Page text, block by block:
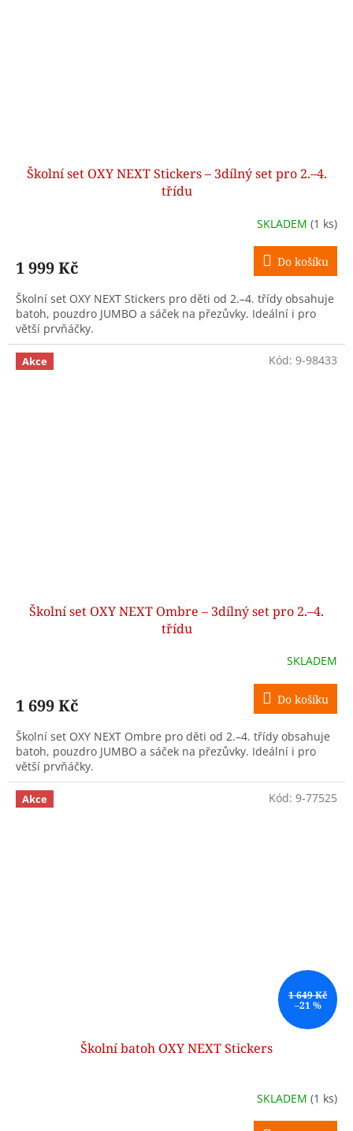
Školní set OXY NEXT Stickers – 3dílný set pro 2.–4.
třídu
SKLADEM (1 ks)
1 999 Kč Do košíku
Školní set OXY NEXT Stickers pro děti od 2.–4. třídy obsahuje
batoh, pouzdro JUMBO a sáček na přezůvky. Ideální i pro
větší prvňáčky.
Akce
Školní set OXY NEXT Ombre – 3dílný set pro 2.–4.
třídu
SKLADEM
1 699 Kč Do košíku
Školní set OXY NEXT Ombre pro děti od 2.–4. třídy obsahuje
batoh, pouzdro JUMBO a sáček na přezůvky. Ideální i pro
větší prvňáčky.
Kód: 9-98433
Akce
1 649 Kč
–21 %
Školní batoh OXY NEXT Stickers
SKLADEM (1 ks)
Kód: 9-77525